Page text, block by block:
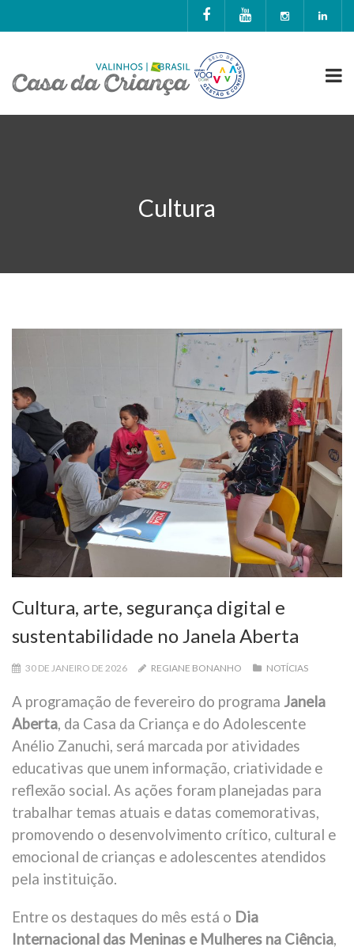
Cultura
Cultura, arte, segurança digital e
sustentabilidade no Janela Aberta
30 DE JANEIRO DE 2026 REGIANE BONANHO NOTÍCIAS
A programação de fevereiro do programa Janela
Aberta, da Casa da Criança e do Adolescente
Anélio Zanuchi, será marcada por atividades
educativas que unem informação, criatividade e
reflexão social. As ações foram planejadas para
trabalhar temas atuais e datas comemorativas,
promovendo o desenvolvimento crítico, cultural e
emocional de crianças e adolescentes atendidos
pela instituição.
Entre os destaques do mês está o Dia
Internacional das Meninas e Mulheres na Ciência,